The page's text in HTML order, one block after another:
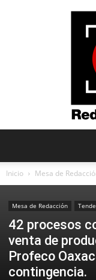
Inicio Mesa de
Mesa de Redacción
42 procesos
venta de
Profeco
contingencia.